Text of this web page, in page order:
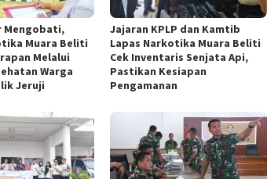
Mengobati,
Muara Beliti
Melalui
Warga
Jeruji
Jajaran KPLP dan Kamtib
Lapas Narkotika Muara Beliti
Cek Inventaris Senjata Api,
Pastikan Kesiapan
Pengamanan